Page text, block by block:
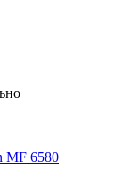
MF 6580